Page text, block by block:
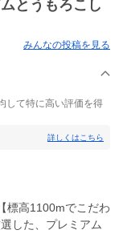
とうもろこし
みんなの投稿を見る
して特に高い評価を得
詳しくはこちら
標高1100mでこだわ
した、プレミアム